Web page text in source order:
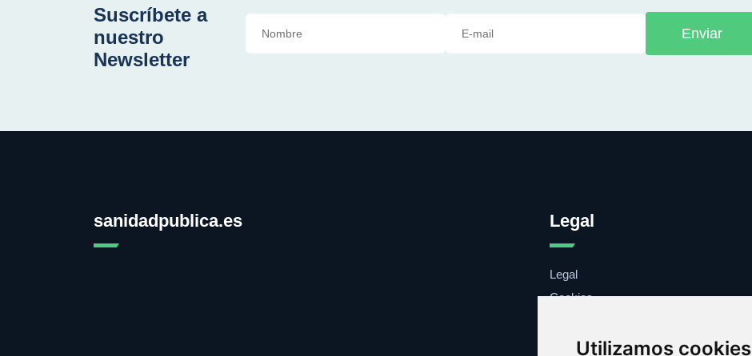
Utilizamos cookies
Suscríbete a
nuestro
Newsletter
Enviar
sanidadpublica.es Legal
Legal
Cookies